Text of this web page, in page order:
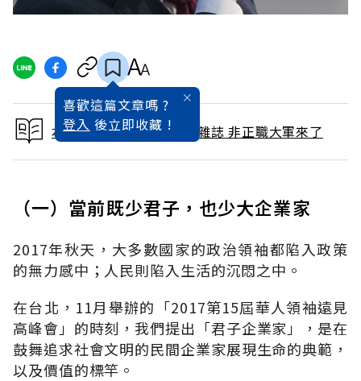
喜歡這篇文章嗎 ?
登入 後立即收藏 !
本文出自 2017 / 11月號雜誌 非正職大軍來了
（一）當前既少君子，也少大企業家
2017年秋天，大多數國家的政治領袖都陷入政策
的無力感中；人民則陷入生活的沉悶之中。
在台北，11月舉辦的「2017第15屆華人領袖遠見
高峰會」的時刻，我們提出「君子企業家」，是在
鼓舞追求社會文明的民間企業家展現生命的典範，
以及價值的標竿。